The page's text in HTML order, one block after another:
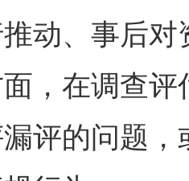
动、事后
，在调查
评的问题，